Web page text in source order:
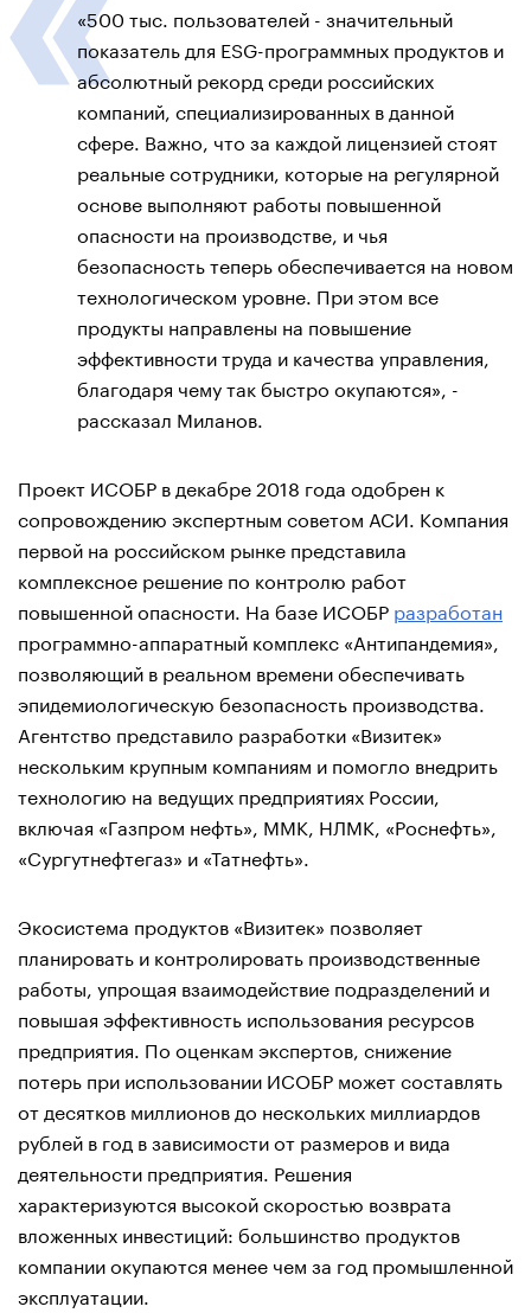
«500 тыс. пользователей - значительный
показатель для ESG-программных продуктов и
абсолютный рекорд среди российских
компаний, специализированных в данной
сфере. Важно, что за каждой лицензией стоят
реальные сотрудники, которые на регулярной
основе выполняют работы повышенной
опасности на производстве, и чья
безопасность теперь обеспечивается на новом
технологическом уровне. При этом все
продукты направлены на повышение
эффективности труда и качества управления,
благодаря чему так быстро окупаются», -
рассказал Миланов.
Проект ИСОБР в декабре 2018 года одобрен к
сопровождению экспертным советом АСИ. Компания
первой на российском рынке представила
комплексное решение по контролю работ
повышенной опасности. На базе ИСОБР разработан
программно-аппаратный комплекс «Антипандемия»,
позволяющий в реальном времени обеспечивать
эпидемиологическую безопасность производства.
Агентство представило разработки «Визитек»
нескольким крупным компаниям и помогло внедрить
технологию на ведущих предприятиях России,
включая «Газпром нефть», ММК, НЛМК, «Роснефть»,
«Сургутнефтегаз» и «Татнефть».
Экосистема продуктов «Визитек» позволяет
планировать и контролировать производственные
работы, упрощая взаимодействие подразделений и
повышая эффективность использования ресурсов
предприятия. По оценкам экспертов, снижение
потерь при использовании ИСОБР может составлять
от десятков миллионов до нескольких миллиардов
рублей в год в зависимости от размеров и вида
деятельности предприятия. Решения
характеризуются высокой скоростью возврата
вложенных инвестиций: большинство продуктов
компании окупаются менее чем за год промышленной
эксплуатации.